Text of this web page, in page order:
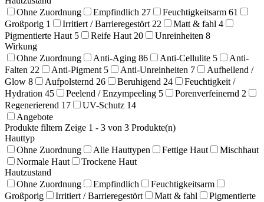
Ohne Zuordnung
Empfindlich 27 Feuchtigkeitsarm 61
Großporig 1 Irritiert / Barrieregestört 22 Matt & fahl 4
Pigmentierte Haut 5 Reife Haut 20 Unreinheiten 8
Wirkung
Ohne Zuordnung
Anti-Aging 86 Anti-Cellulite 5
Anti-
Falten 22 Anti-Pigment 5 Anti-Unreinheiten 7
Aufhellend /
Glow 8 Aufpolsternd 26 Beruhigend 24
Feuchtigkeit /
Hydration 45 Peelend / Enzympeeling 5 Porenverfeinernd 2
Regenerierend 17 UV-Schutz 14
Angebote
Produkte filtern Zeige 1 - 3 von 3 Produkte(n)
Hauttyp
Ohne Zuordnung
Alle Hauttypen Fettige Haut
Mischhaut
Normale Haut
Trockene Haut
Hautzustand
Ohne Zuordnung
Empfindlich
Feuchtigkeitsarm
Großporig
Irritiert / Barrieregestört Matt & fahl
Pigmentierte